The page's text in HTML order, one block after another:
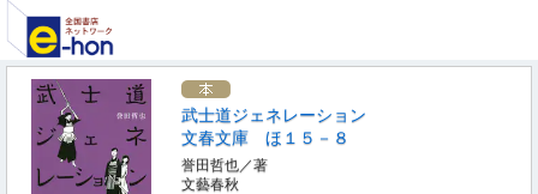
武士道ジェネレーション
文春文庫 ほ１５－８
誉田哲也／著
文藝春秋